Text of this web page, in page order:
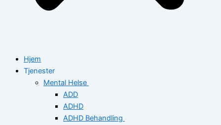
Hjem
Tjenester
Mental Helse
ADD
ADHD
ADHD Behandling